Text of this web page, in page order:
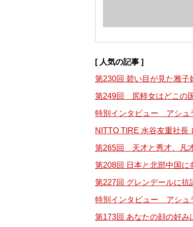
[ 人気の記事 ]
第230回 碧い目が見た雅子
第249回 尻軽女はどこの
特別インタビュー アシュ
NITTO TIRE 水谷友重社
第265回 天才と秀才、凡
第208回 日本と北部中国に
第227回 グレンデールに抗
特別インタビュー アシュ
第173回 あなたの顔の好み